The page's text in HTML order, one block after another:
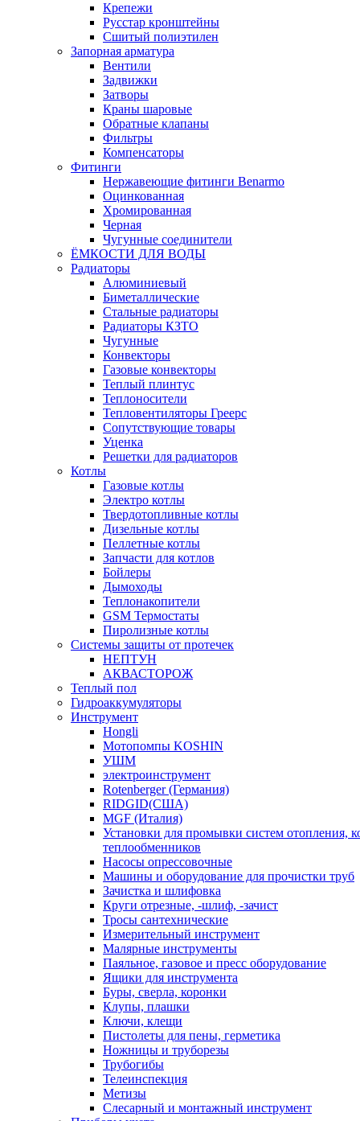
Крепежи
Русстар кронштейны
Сшитый полиэтилен
Запорная арматура
Вентили
Задвижки
Затворы
Краны шаровые
Обратные клапаны
Фильтры
Компенсаторы
Фитинги
Нержавеющие фитинги Benarmo
Оцинкованная
Хромированная
Черная
Чугунные соединители
ЁМКОСТИ ДЛЯ ВОДЫ
Радиаторы
Алюминиевый
Биметаллические
Стальные радиаторы
Радиаторы КЗТО
Чугунные
Конвекторы
Газовые конвекторы
Теплый плинтус
Теплоносители
Тепловентиляторы Греерс
Сопутствующие товары
Уценка
Решетки для радиаторов
Котлы
Газовые котлы
Электро котлы
Твердотопливные котлы
Дизельные котлы
Пеллетные котлы
Запчасти для котлов
Бойлеры
Дымоходы
Теплонакопители
GSM Термостаты
Пиролизные котлы
Системы защиты от протечек
НЕПТУН
АКВАСТОРОЖ
Теплый пол
Гидроаккумуляторы
Инструмент
Hongli
Мотопомпы KOSHIN
УШМ
электроинструмент
Rotenberger (Германия)
RIDGID(США)
MGF (Италия)
Установки для промывки систем отопления,
теплообменников
Насосы опрессовочные
Машины и оборудование для прочистки труб
Зачистка и шлифовка
Круги отрезные, -шлиф, -зачист
Тросы сантехнические
Измерительный инструмент
Малярные инструменты
Паяльное, газовое и пресс оборудование
Ящики для инструмента
Буры, сверла, коронки
Клупы, плашки
Ключи, клещи
Пистолеты для пены, герметика
Ножницы и труборезы
Трубогибы
Телеинспекция
Метизы
Слесарный и монтажный инструмент